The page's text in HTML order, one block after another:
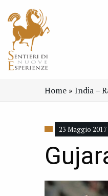
Home » India –
23 Maggio 2017